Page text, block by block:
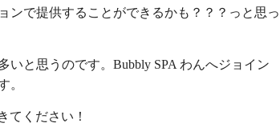
ンで提供することができるかも？？？っと思っ
と思うのです。Bubbly SPA わんへジョイン
。
てください！